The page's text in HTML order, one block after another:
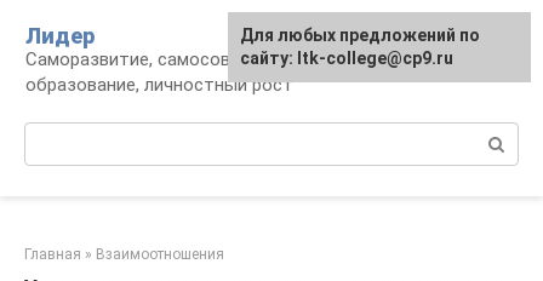
контенту
Лидер
Саморазвитие, самосовершенствование,
образование, личностный рост
Главная » Взаимоотношения
Для любых предложений по
сайту: ltk-college@cp9.ru